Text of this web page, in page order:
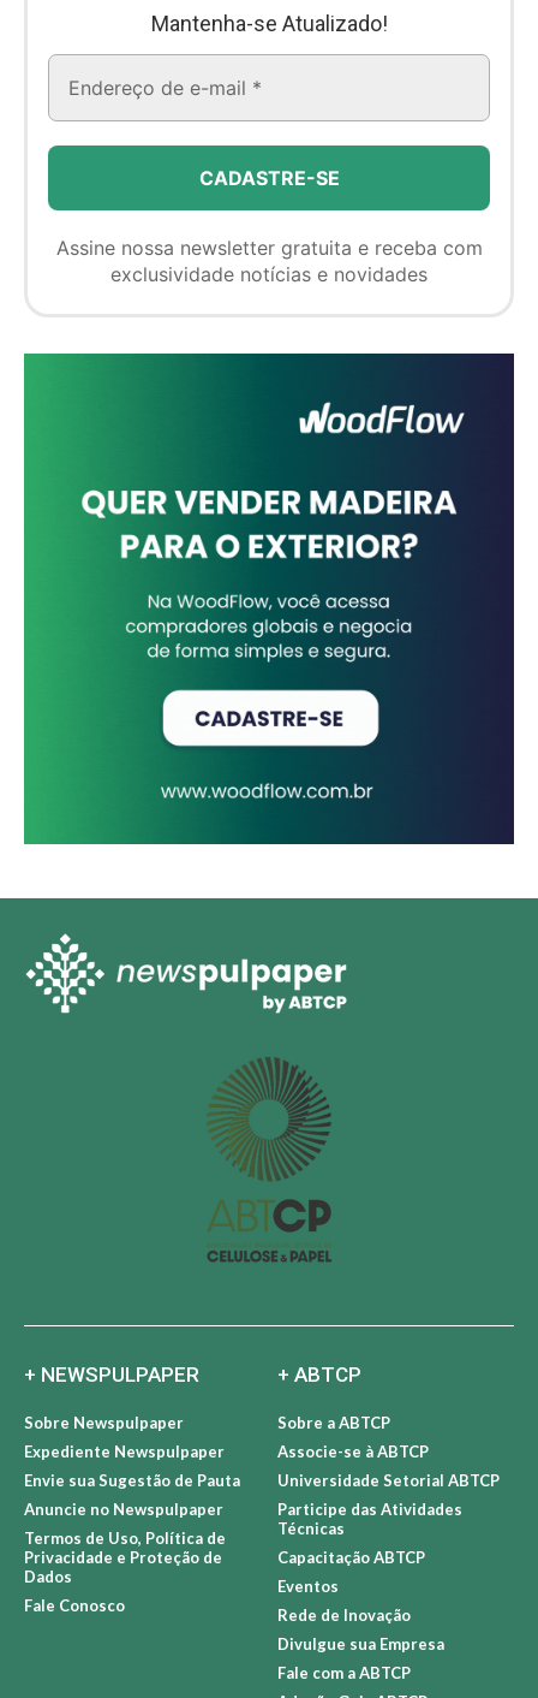
Mantenha-se Atualizado!
Assine nossa newsletter gratuita e receba com
exclusividade notícias e novidades
+ NEWSPULPAPER
Sobre Newspulpaper
Expediente Newspulpaper
Envie sua Sugestão de Pauta
Anuncie no Newspulpaper
Termos de Uso, Política de
Privacidade e Proteção de
Dados
Fale Conosco
+ ABTCP
Sobre a ABTCP
Associe-se à ABTCP
Universidade Setorial ABTCP
Participe das Atividades
Técnicas
Capacitação ABTCP
Eventos
Rede de Inovação
Divulgue sua Empresa
Fale com a ABTCP